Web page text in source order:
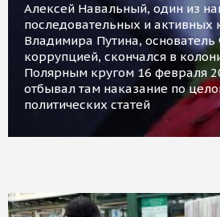
Алексей Навальный, один из
последовательных и активных
Владимира Путина,
коррупцией, скончался в
Полярным кругом 16 февраля
отбывал там наказание по
политических статей